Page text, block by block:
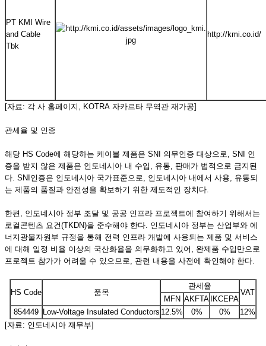
PT KMI Wire
and Cable
Tbk
http://kmi.co.id/
[자료: 각 사 홈페이지, KOTRA 자카르타 무역관 재가공]
관세율 및 인증
해당 HS Code에 해당하는 케이블 제품은 SNI 의무인증 대상으로, SNI 인
증을 받지 않은 제품은 인도네시아 내 수입, 유통, 판매가 법적으로 금지된
다. SNI인증은 인도네시아 국가표준으로, 인도네시아 내에서 사용, 유통되
는 제품의 품질과 안전성을 확보하기 위한 제도적인 장치다.
한편, 인도네시아 정부 조달 및 공공 인프라 프로젝트에 참여하기 위해서는
로컬콘텐츠 요건(TKDN)을 준수해야 한다. 인도네시아 정부는 산업부와 에
너지광물자원부 규정을 통해 전력 인프라 개발에 사용되는 제품 및 서비스
에 대해 일정 비율 이상의 국산화율을 의무화하고 있어, 완제품 수입만으로
프로젝트 참가가 어려울 수 있으므로, 관련 내용을 사전에 확인해야 한다.
HS Code 품목
관세율
VAT
MFN AKFTA IKCEPA
854449 Low-Voltage Insulated Conductors 12.5% 0% 0%
12%
[자료: 인도네시아 재무부]